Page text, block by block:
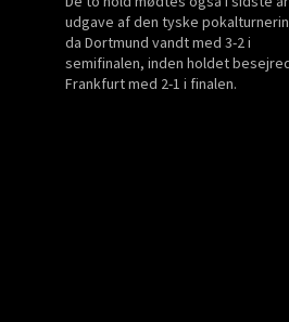
udgave af den tyske
da Dortmund vandt med 3-2 i
semifinalen, inden holdet
Frankfurt med 2-1 i finalen.